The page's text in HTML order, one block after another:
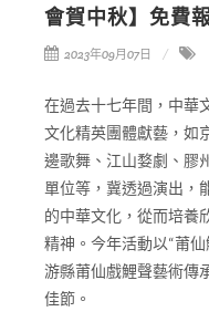
會賀中秋】免費
2023年09月07日
在過去十七年間，中華
文化精英團體獻藝，如
邊歌舞、江山婺劇、膠
單位等，冀透過演出，
的中華文化，從而培養
精神。今年活動以“莆
游縣莆仙戲鯉聲藝術傳
佳節。